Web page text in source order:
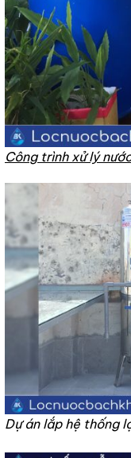
Công trình xử lý
Dự án lắp hệ thống